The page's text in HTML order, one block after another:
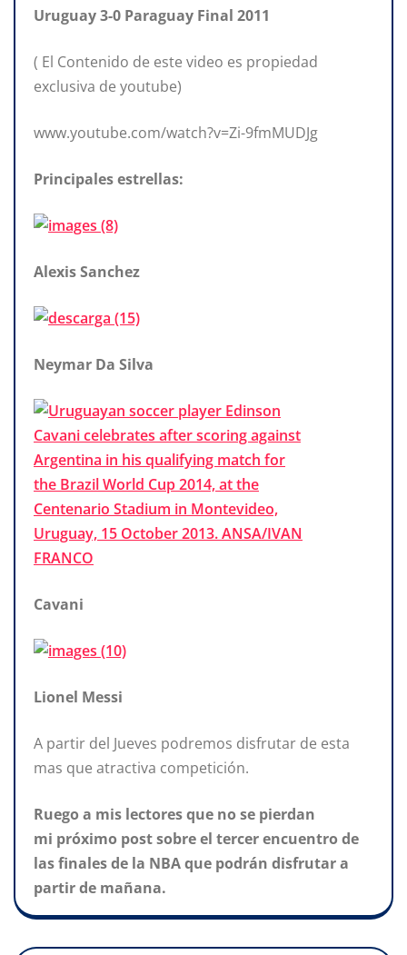
Uruguay 3-0 Paraguay Final 2011
( El Contenido de este video es propiedad
exclusiva de youtube)
www.youtube.com/watch?v=Zi-9fmMUDJg
Principales estrellas:
Alexis Sanchez
Neymar Da Silva
Cavani
Lionel Messi
A partir del Jueves podremos disfrutar de esta
mas que atractiva competición.
Ruego a mis lectores que no se pierdan
mi próximo post sobre el tercer encuentro de
las finales de la NBA que podrán disfrutar a
partir de mañana.